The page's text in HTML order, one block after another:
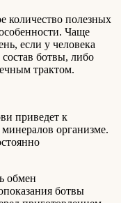
количество полезных
Чаще
если у человека
ботвы, либо
трактом.
приведет к
организме.
обмен
ботвы